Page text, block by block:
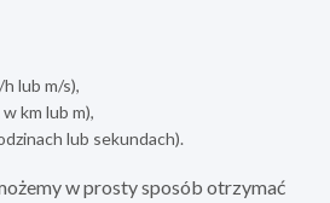
lub m/s),
km lub m),
lub sekundach).
w prosty sposób otrzymać